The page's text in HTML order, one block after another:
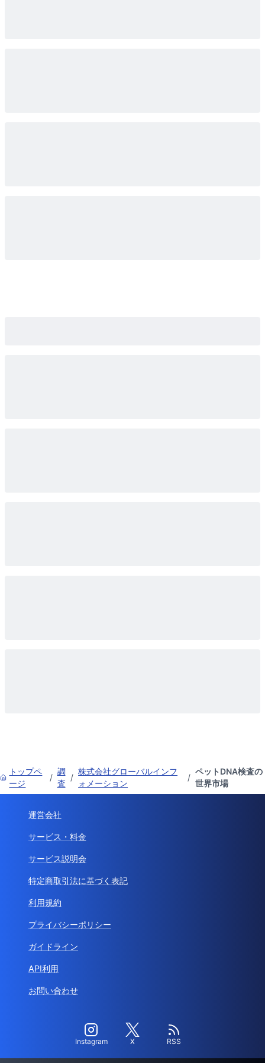
トップペ
ージ
/
調
査
/
株式会社グローバルインフ
ォメーション
/
ペットDNA検査の
世界市場
運営会社
サービス・料金
サービス説明会
特定商取引法に基づく表記
利用規約
プライバシーポリシー
ガイドライン
API利用
お問い合わせ
Instagram X RSS